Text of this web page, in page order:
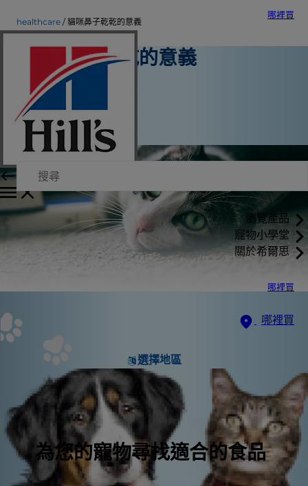
哪裡買
瀏覽產品
寵物小學堂
關於希爾思
哪裡買
哪裡買
選擇地區
為您的寵物尋找適合的食品
healthcare 貓咪鼻子乾乾的意義
貓咪鼻子乾乾的意義
寵物保健
希爾思內部作者
|
2015年9月21日